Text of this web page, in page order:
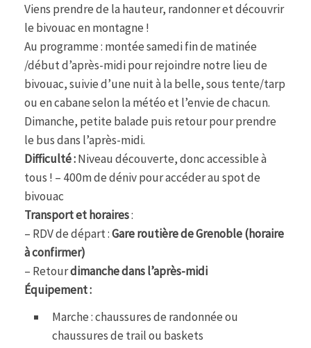
Viens prendre de la hauteur, randonner et découvrir
le bivouac en montagne !
Au programme : montée samedi fin de matinée
/début d’après-midi pour rejoindre notre lieu de
bivouac, suivie d’une nuit à la belle, sous tente/tarp
ou en cabane selon la météo et l’envie de chacun.
Dimanche, petite balade puis retour pour prendre
le bus dans l’après-midi.
Difficulté :Niveau découverte, donc accessible à
tous ! – 400m de déniv pour accéder au spot de
bivouac
Transport et horaires:
– RDV de départ :Gare routière de Grenoble (horaire
à confirmer)
– Retourdimanche dans l’après-midi
Équipement :
Marche : chaussures de randonnée ou
chaussures de trail ou baskets